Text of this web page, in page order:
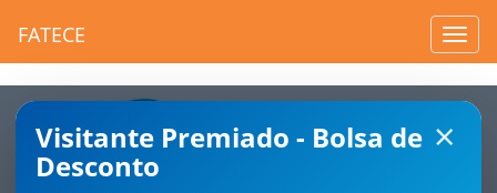
FATECE
×
Visitante Premiado - Bolsa de
Desconto